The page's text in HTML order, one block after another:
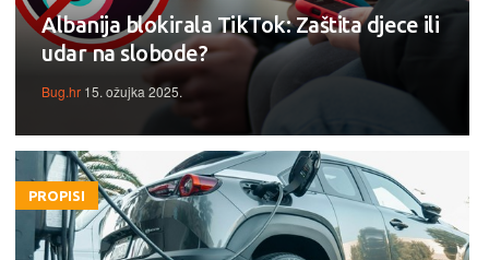
Albanija blokirala TikTok: Zaštita djece ili
udar na slobode?
Bug.hr 15. ožujka 2025.
PROPISI